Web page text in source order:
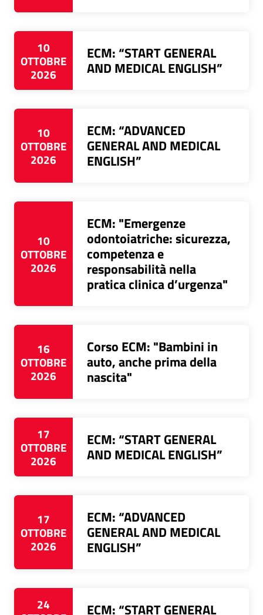
10
OTTOBRE
2026
ECM: “START GENERAL
AND MEDICAL ENGLISH”
10
OTTOBRE
2026
ECM: “ADVANCED
GENERAL AND MEDICAL
ENGLISH”
10
OTTOBRE
2026
ECM: "Emergenze
odontoiatriche: sicurezza,
competenza e
responsabilità nella
pratica clinica d’urgenza"
16
OTTOBRE
2026
Corso ECM: "Bambini in
auto, anche prima della
nascita"
17
OTTOBRE
2026
ECM: “START GENERAL
AND MEDICAL ENGLISH”
17
OTTOBRE
2026
ECM: “ADVANCED
GENERAL AND MEDICAL
ENGLISH”
24 ECM: “START GENERAL